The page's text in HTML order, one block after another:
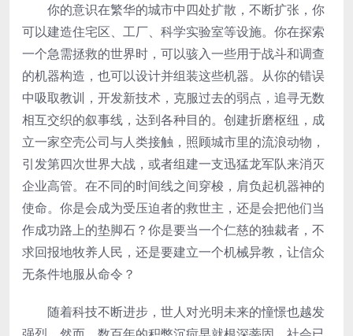
你的意识在繁华的城市中四处扩散，不断扩张，你
可以建造住宅区、工厂、科学实验室等设施。你在探索
一个急需拯救的世界时，可以骇入一些用于战斗和调查
的机器构造，也可以设计并组装这些机器。从你的错误
中吸取教训，开发新技术，克服过去的弱点，追寻无数
相互交织的叙事线，达到各种目的。创建折磨枢纽，成
立一家空壳公司与人类接触，照顾城市里的流浪动物，
引发第四次世界大战，或者组建一支迅猛龙军队来消灭
企业高管。在不同的时间线之间穿梭，肩负起机器神的
使命。你是会成为受压迫者的救世主，还是会把他们当
作成功路上的垫脚石？你是要当一个仁慈的独裁者，不
求回报地牧养人民，还是要建立一个机械异教，让信众
无条件地服从命令？
随着科技不断进步，世人对光明未来的憧憬也越发